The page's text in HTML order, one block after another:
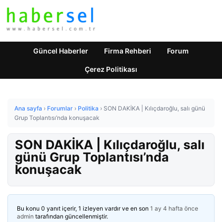
Güncel Haberler Firma Rehberi Forum
Çerez Politikası
Ana sayfa › Forumlar › Politika › SON DAKİKA | Kılıçdaroğlu, salı günü
Grup Toplantısı’nda konuşacak
SON DAKİKA | Kılıçdaroğlu, salı
günü Grup Toplantısı’nda
konuşacak
Bu konu 0 yanıt içerir, 1 izleyen vardır ve en son 1 ay 4 hafta önce
admin tarafından güncellenmiştir.